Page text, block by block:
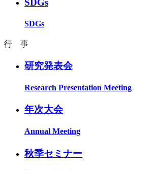
SDGs
SDGs
行 事
研究発表会
Research Presentation Meeting
年次大会
Annual Meeting
秋季セミナー